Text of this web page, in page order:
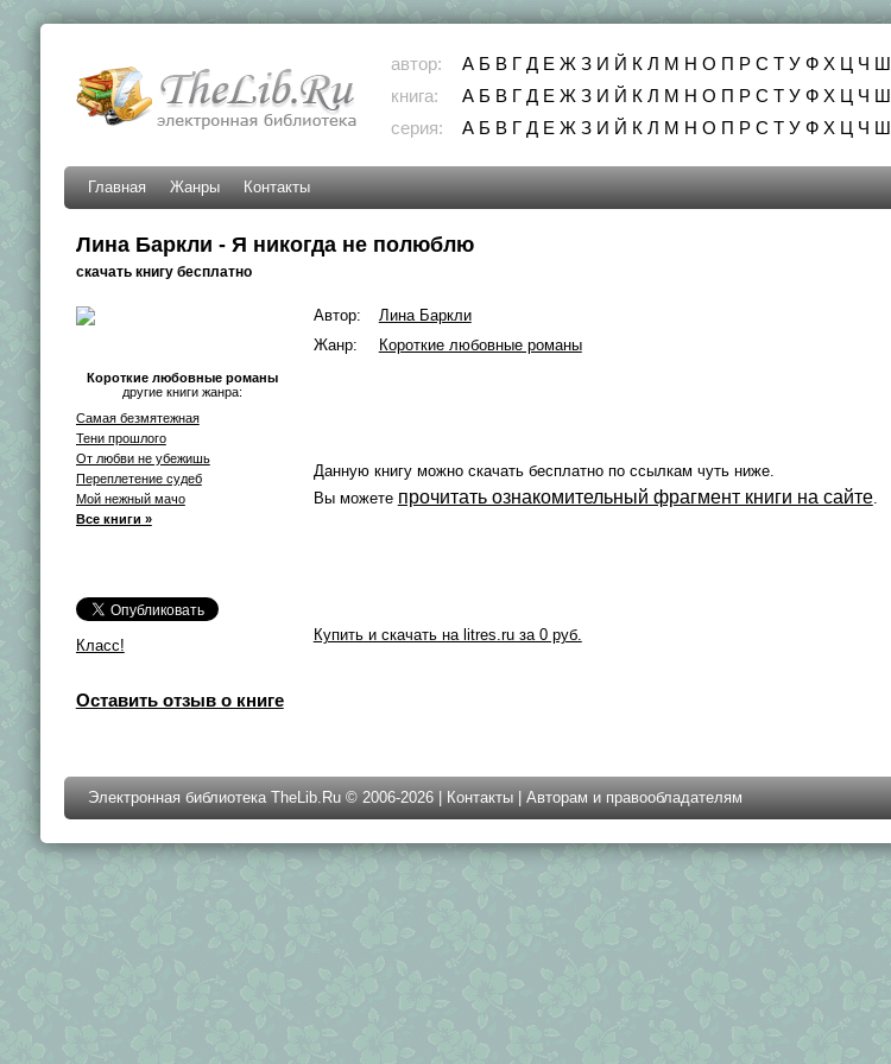
автор: А Б В Г Д Е Ж З И Й К Л М Н О П Р С Т У Ф Х Ц Ч Ш
книга:
А Б В Г Д Е Ж З И Й К Л М Н О П Р С Т У Ф Х Ц Ч Ш
серия:
А Б В Г Д Е Ж З И Й К Л М Н О П Р С Т У Ф Х Ц Ч Ш
Главная Жанры Контакты
Лина Баркли - Я никогда не полюблю
скачать книгу бесплатно
Короткие любовные романы
другие книги жанра:
Самая безмятежная
Тени прошлого
От любви не убежишь
Переплетение судеб
Мой нежный мачо
Все книги »
Класс!
Автор:
Лина Баркли
Жанр:
Короткие любовные романы
Данную книгу можно скачать бесплатно по ссылкам чуть ниже.
Вы можете прочитать ознакомительный фрагмент книги на сайте.
Купить и скачать на litres.ru за 0 руб.
Оставить отзыв о книге
Электронная библиотека TheLib.Ru © 2006-2026 | Контакты| Авторам и правообладателям